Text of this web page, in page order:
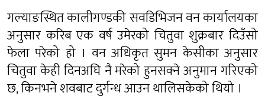
गल्याङस्थित कालीगण्डकी सवडिभिजन वन कार्यालयका
अनुसार करिब एक वर्ष उमेरको चितुवा शुक्रबार दिउँसो
फेला परेको हो । वन अधिकृत सुमन केसीका अनुसार
चितुवा केही दिनअघि नै मरेको हुनसक्ने अनुमान गरिएको
छ, किनभने शवबाट दुर्गन्ध आउन थालिसकेको थियो ।